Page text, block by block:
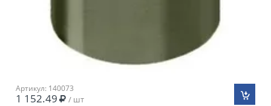
Артикул: 140073
1 152.49 / шт